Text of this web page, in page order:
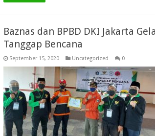
Baznas dan BPBD DKI Jakarta
Tanggap Bencana
September 15, 2020 Uncategorized 0